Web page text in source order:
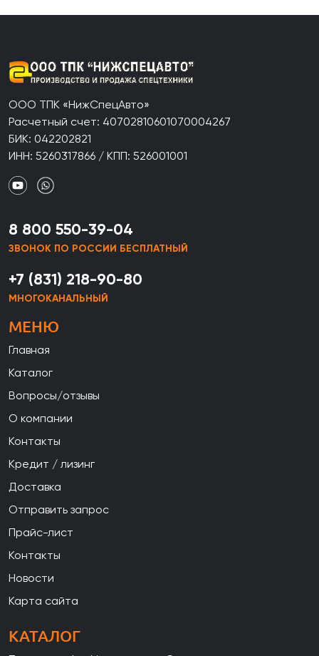
ООО ТПК «НижСпецАвто»
Расчетный счет: 40702810601070004267
БИК: 042202821
ИНН: 5260317866 / КПП: 526001001
8 800 550-39-04
ЗВОНОК ПО РОССИИ БЕСПЛАТНЫЙ
+7 (831) 218-90-80
МНОГОКАНАЛЬНЫЙ
МЕНЮ
Главная
Каталог
Вопросы/отзывы
О компании
Контакты
Кредит / лизинг
Доставка
Отправить запрос
Прайс-лист
Контакты
Новости
Карта сайта
КАТАЛОГ